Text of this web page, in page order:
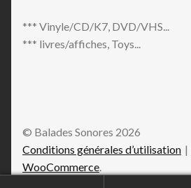
*** Vinyle/CD/K7, DVD/VHS...
*** livres/affiches, Toys...
© Balades Sonores 2026
Conditions générales d’utilisation
WooCommerce.